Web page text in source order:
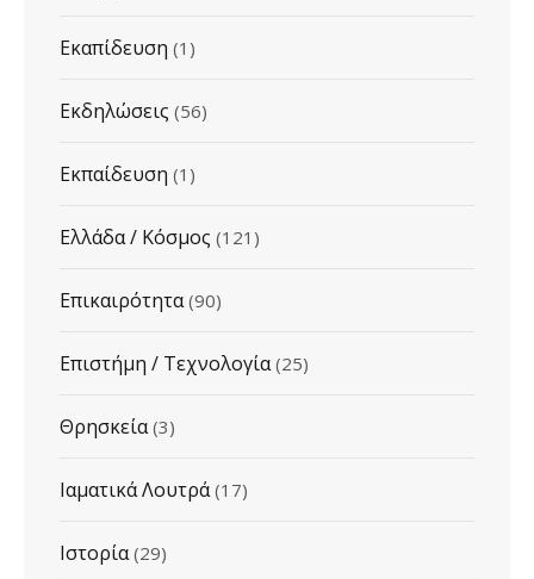
Εκαπίδευση (1)
Εκδηλώσεις (56)
Εκπαίδευση (1)
Ελλάδα / Κόσμος (121)
Επικαιρότητα(90)
Επιστήμη / Τεχνολογία(25)
Θρησκεία(3)
Ιαματικά Λουτρά(17)
Ιστορία(29)